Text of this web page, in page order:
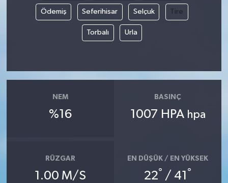
Ödemiş Seferihisar Selçuk Tire
Torbalı Urla
NEM
%16
BASINÇ
1007 HPA hpa
RÜZGAR
1.00 M/S
EN DÜŞÜK / EN YÜKSEK
22° / 41 °